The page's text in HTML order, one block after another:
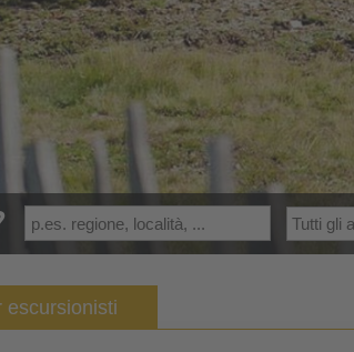
escursionisti